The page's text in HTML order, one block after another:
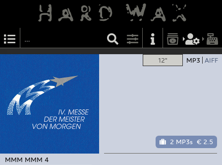
12" MP3 AIFF
2 MP3s € 2.5
MMM MMM 4